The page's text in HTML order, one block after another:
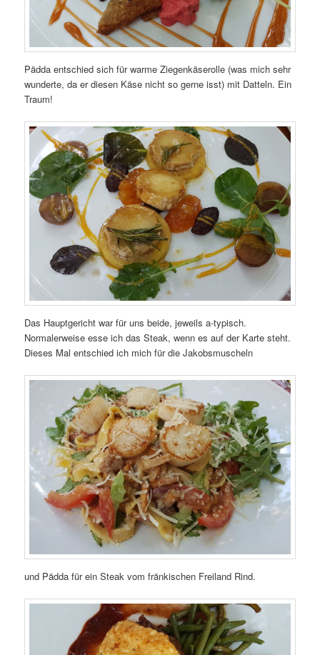
Pädda entschied sich für warme Ziegenkäserolle (was mich sehr
wunderte, da er diesen Käse nicht so gerne isst) mit Datteln. Ein
Traum!
Das Hauptgericht war für uns beide, jeweils a-typisch.
Normalerweise esse ich das Steak, wenn es auf der Karte steht.
Dieses Mal entschied ich mich für die Jakobsmuscheln
und Pädda für ein Steak vom fränkischen Freiland Rind.